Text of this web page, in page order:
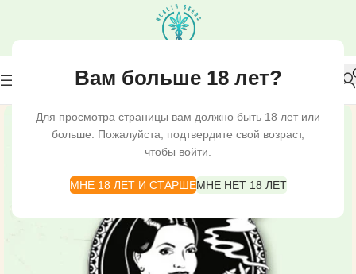
Вам больше 18 лет?
Для просмотра страницы вам должно быть 18 лет или
больше. Пожалуйста, подтвердите свой возраст,
чтобы войти.
МНЕ 18 ЛЕТ И СТАРШЕМНЕ НЕТ 18 ЛЕТ